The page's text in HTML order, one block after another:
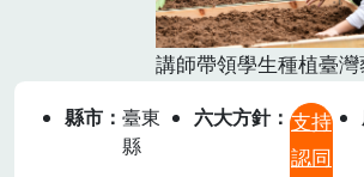
講師帶領學生種植臺
縣市
臺東
縣
六大方針
支持
認同